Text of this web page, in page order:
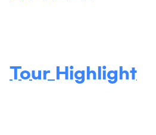
Tour Highlight